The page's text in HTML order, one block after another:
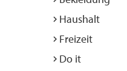
Haushalt
Freizeit
Do it